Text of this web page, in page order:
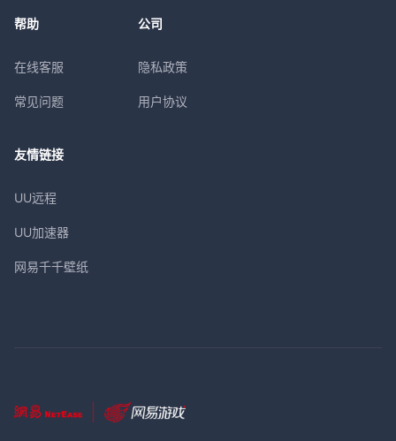
帮助
在线客服
常见问题
公司
隐私政策
用户协议
友情链接
UU远程
UU加速器
网易千千壁纸